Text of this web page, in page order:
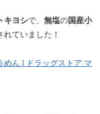
キヨシで、 無塩の国産小
ていました！
めん | ドラッグストア マ